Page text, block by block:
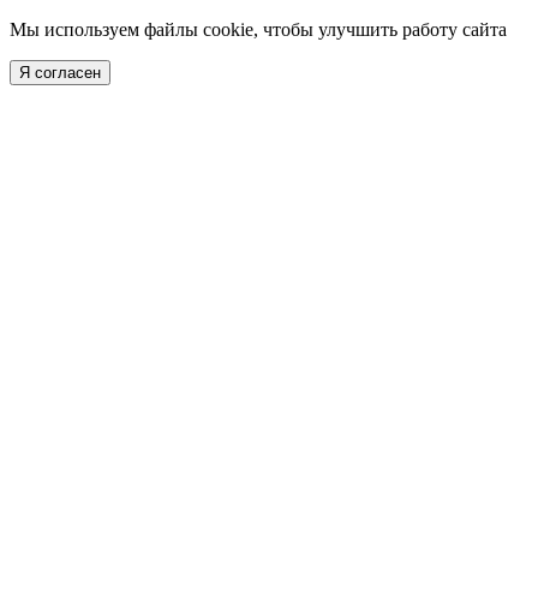
Мы используем файлы cookie, чтобы улучшить работу сайта
Я согласен